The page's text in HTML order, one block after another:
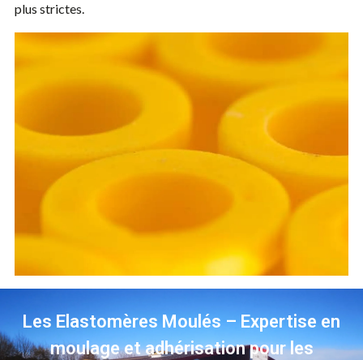
plus strictes.
Les Elastomères Moulés – Expertise en
moulage et adhérisation pour les